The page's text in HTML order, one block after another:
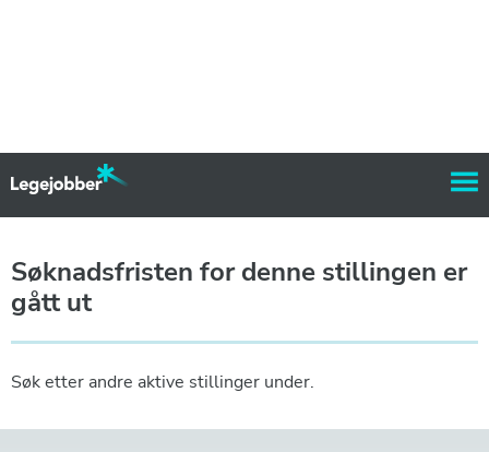
Søknadsfristen for denne stillingen er
gått ut
Søk etter andre aktive stillinger under.